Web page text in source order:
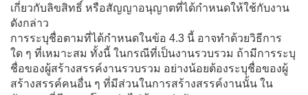
เกี่ยวกับลิขสิทธิ์ หรือสัญญาอนุญาตที่ได้กำหนดให้ใช้กับงาน
ดังกล่าว
การระบุชื่อตามที่ได้กำหนดในข้อ 4.3 นี้ อาจทำด้วยวิธีการ
ใด ๆ ที่เหมาะสม ทั้งนี้ ในกรณีที่เป็นงานรวบรวม ถ้ามีการระบุ
ชื่อของผู้สร้างสรรค์งานรวบรวม อย่างน้อยต้องระบุชื่อของผู้
สร้างสรรค์คนอื่น ๆ ที่มีส่วนในการสร้างสรรค์งานนั้น ใน